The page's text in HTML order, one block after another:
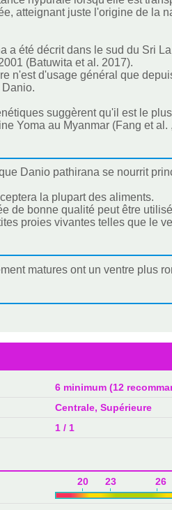
atteignant juste l'origine de la
a été décrit dans le sud du Sri
(Batuwita et al. 2017).
n'est d'usage général que
suggèrent qu'il est le
Yoma au Myanmar (Fang et
Danio pathirana se nourrit
la plupart des aliments.
de bonne qualité peut être
proies vivantes telles que le
matures ont un ventre plus
6 minimum (12
Centrale, Supérieure
1 / 1
20 23 26